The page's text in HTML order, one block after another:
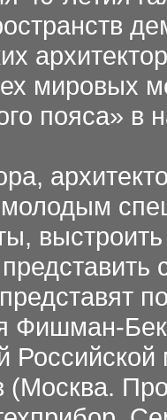
мировых
пояса»
Фишман-